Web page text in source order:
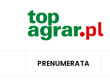
PRENUMERATA